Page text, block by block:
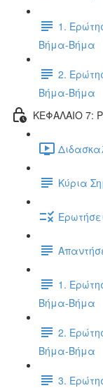
1.
Βήμα-Βήμα
2.
Βήμα-Βήμα
ΚΕΦΑΛΑΙΟ 7:
Κύρια
1.
Βήμα-Βήμα
2.
Βήμα-Βήμα
3.